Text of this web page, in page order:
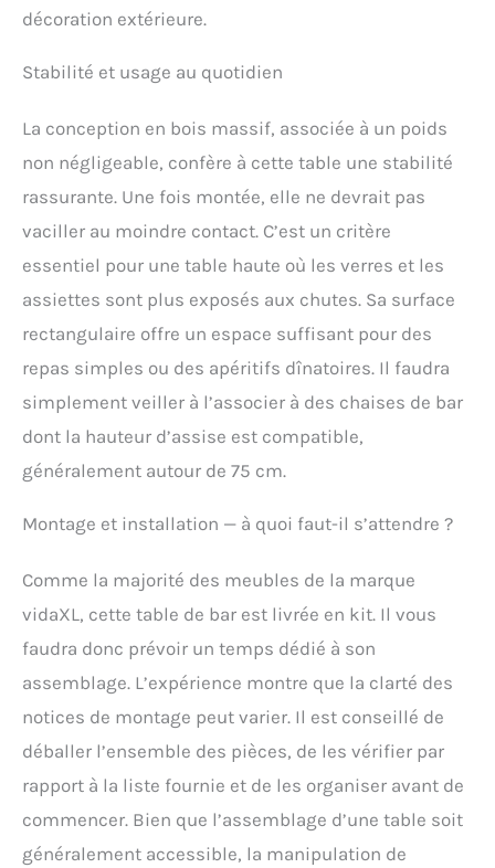
décoration extérieure.
Stabilité et usage au quotidien
La conception en bois massif, associée à un poids
non négligeable, confère à cette table une stabilité
rassurante. Une fois montée, elle ne devrait pas
vaciller au moindre contact. C’est un critère
essentiel pour une table haute où les verres et les
assiettes sont plus exposés aux chutes. Sa surface
rectangulaire offre un espace suffisant pour des
repas simples ou des apéritifs dînatoires. Il faudra
simplement veiller à l’associer à des chaises de bar
dont la hauteur d’assise est compatible,
généralement autour de 75 cm.
Montage et installation — à quoi faut-il s’attendre ?
Comme la majorité des meubles de la marque
vidaXL, cette table de bar est livrée en kit. Il vous
faudra donc prévoir un temps dédié à son
assemblage. L’expérience montre que la clarté des
notices de montage peut varier. Il est conseillé de
déballer l’ensemble des pièces, de les vérifier par
rapport à la liste fournie et de les organiser avant de
commencer. Bien que l’assemblage d’une table soit
généralement accessible, la manipulation de